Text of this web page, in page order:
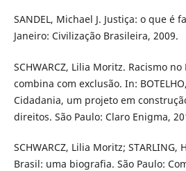
SANDEL, Michael J. Justiça: o que é
Janeiro: Civilização Brasileira, 2009.
SCHWARCZ, Lilia Moritz. Racismo
combina com exclusão. In:
Cidadania, um projeto em
direitos. São Paulo: Claro Enigma,
SCHWARCZ, Lilia Moritz;
Brasil: uma biografia. São Paulo: